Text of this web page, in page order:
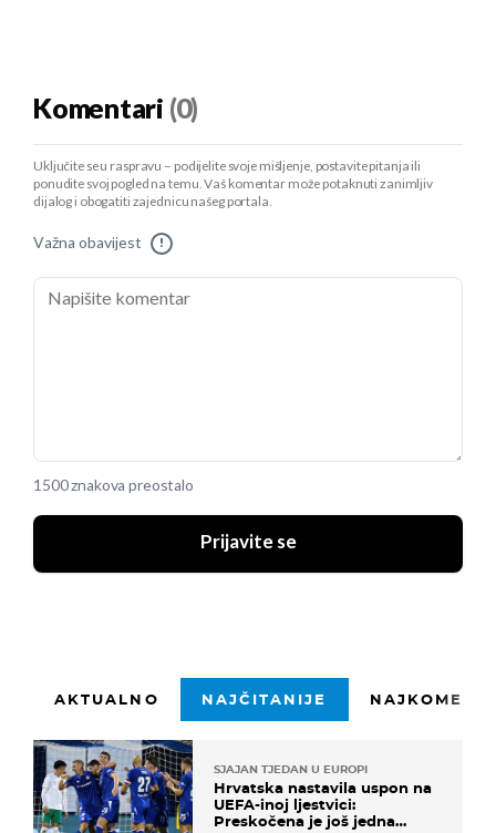
Komentari (0)
Uključite se u raspravu – podijelite svoje mišljenje, postavite pitanja ili
ponudite svoj pogled na temu. Vaš komentar može potaknuti zanimljiv
dijalog i obogatiti zajednicu našeg portala.
Važna obavijest !
1500 znakova preostalo
Prijavite se
AKTUALNO NAJČITANIJE
SJAJAN TJEDAN U EUROPI
Hrvatska nastavila uspon na
UEFA-inoj ljestvici:
Preskočena je još jedna